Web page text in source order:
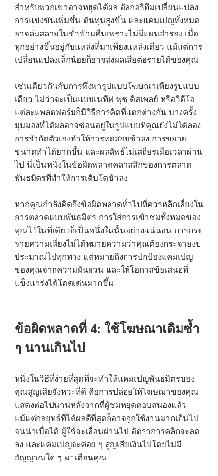
สำหรับพวกเขาอาจหยุดได้ผล อัลกอริทึมเปลี่ยนแปลง
การแข่งขันเพิ่มขึ้น ต้นทุนสูงขึ้น และแคมเปญทั้งหมด
อาจล่มสลายในชั่วข้ามคืนเพราะไม่มีแผนสำรอง เมื่อ
ทุกอย่างขึ้นอยู่กับแหล่งที่มาเพียงแหล่งเดียว แม้แต่การ
เปลี่ยนแปลงเล็กน้อยก็อาจส่งผลเสียต่อรายได้ของคุณ
เช่นเดียวกันกับการพึ่งพารูปแบบโฆษณาเพียงรูปแบบ
เดียว ไม่ว่าจะเป็นแบบเนทีฟ พุช ดิสเพลย์ หรือวิดีโอ
แต่ละแพลตฟอร์มก็มีวิธีการคิดที่แตกต่างกัน บางครั้ง
มุมมองที่ได้ผลอาจซ่อนอยู่ในรูปแบบที่คุณยังไม่ได้ลอง
การจำกัดตัวเองทำให้การทดสอบช้าลง การขยาย
ขนาดทำได้ยากขึ้น และผลลัพธ์ไม่เสถียรเมื่อเวลาผ่าน
ไป นี่เป็นหนึ่งในข้อผิดพลาดคลาสสิกของการตลาด
พันธมิตรที่ทำให้การเติบโตช้าลง
หากคุณกำลังคิดถึงข้อผิดพลาดทั่วไปที่ควรหลีกเลี่ยงใน
การตลาดแบบพันธมิตร การใส่การเข้าชมทั้งหมดของ
คุณไว้ในที่เดียวก็เป็นหนึ่งในนั้นอย่างแน่นอน การกระ
จายความเสี่ยงไม่ได้หมายความว่าคุณต้องกระจายงบ
ประมาณไปทุกทาง แต่หมายถึงการปกป้องแคมเปญ
ของคุณจากความผันผวน และให้โอกาสข้อเสนอที่
แข็งแกร่งได้โดดเด่นมากขึ้น
ข้อผิดพลาดที่ 4: ใช้โฆษณาเดิมซ้ำ
ๆ นานเกินไป
หนึ่งในวิธีที่ง่ายที่สุดที่จะทำให้แคมเปญพันธมิตรของ
คุณสูญเสียจังหวะที่ดี คือการปล่อยให้โฆษณาของคุณ
แสดงต่อไปนานหลังจากที่ผู้ชมหยุดตอบสนองแล้ว
แม้แต่กลยุทธ์ที่ได้ผลดีที่สุดก็อาจถูกใช้งานมากเกินไป
จนน่าเบื่อได้ ผู้ใช้จะเลื่อนผ่านไป อัตราการคลิกจะลด
ลง และแคมเปญจะค่อย ๆ สูญเสียเงินไปโดยไม่มี
สัญญาณใด ๆ มาเตือนคุณ